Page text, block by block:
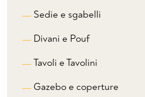
Sedie e sgabelli
Divani e Pouf
Tavoli e Tavolini
Gazebo e coperture